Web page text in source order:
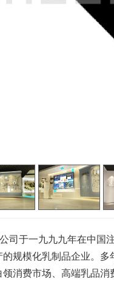
于一九九九年在中国
规模化乳制品企业。
消费市场、高端乳品消